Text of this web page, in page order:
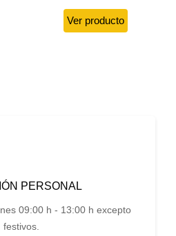
Ver producto
PERSONAL
09:00 h - 13:00 h excepto
festivos.